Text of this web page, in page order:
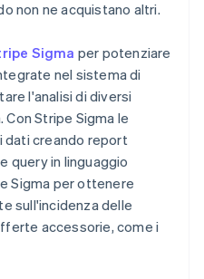
non ne acquistano altri.
Sigma per potenziare
nel sistema di
l'analisi di diversi
Stripe Sigma le
dati creando report
query in linguaggio
Sigma per ottenere
sull'incidenza delle
accessorie, come i